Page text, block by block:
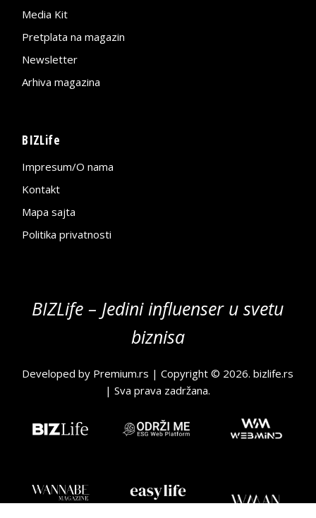
Media Kit
Pretplata na magazin
Newsletter
Arhiva magazina
BIZLife
Impresum/O nama
Kontakt
Mapa sajta
Politika privatnosti
BIZLife – Jedini influenser u svetu
biznisa
Developed by Premium.rs | Copyright © 2026.bizlife.rs
| Sva prava zadržana.